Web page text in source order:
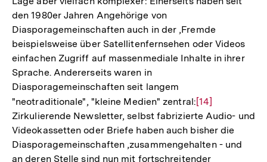
Fußnote
den 1980er Jahren Angehörige von
Diasporagemeinschaften auch in der ,Fremde
beispielsweise über Satellitenfernsehen oder Videos
einfachen Zugriff auf massenmediale Inhalte in ihrer
Sprache. Andererseits waren in
Diasporagemeinschaften seit langem
"neotraditionale", "kleine Medien" zentral:Zur
Auflösung
der
Fußnote
[14]
Zirkulierende Newsletter, selbst fabrizierte Audio- und
Videokassetten oder Briefe haben auch bisher die
Diasporagemeinschaften ,zusammengehalten - und
an deren Stelle sind nun mit fortschreitender